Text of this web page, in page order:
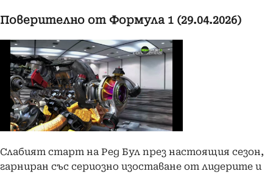
Поверително от Формула 1 (29.04.2026)
Слабият старт на Ред Бул през настоящия сезон,
гарниран със сериозно изоставане от лидерите и